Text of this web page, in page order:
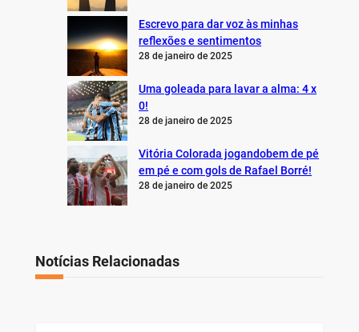
Escrevo para dar voz às minhas
reflexões e sentimentos
28 de janeiro de 2025
Uma goleada para lavar a alma: 4 x
0!
28 de janeiro de 2025
Vitória Colorada jogandobem de pé
em pé e com gols de Rafael Borré!
28 de janeiro de 2025
Notícias Relacionadas